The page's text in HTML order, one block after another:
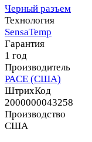
Черный разъем
Технология
SensaTemp
Гарантия
1 год
Производитель
PACE (США)
ШтрихКод
2000000043258
Производство
США